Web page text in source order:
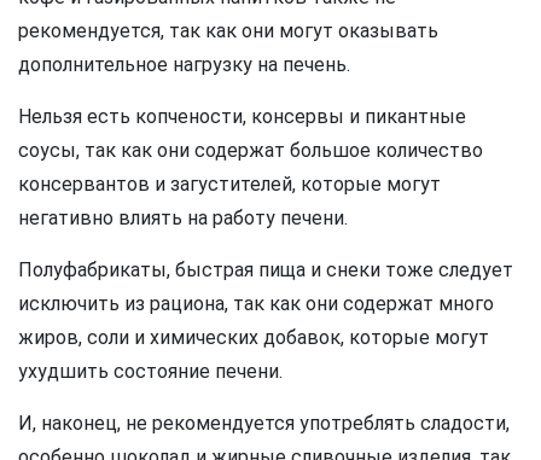
рекомендуется, так как они могут оказывать
дополнительное нагрузку на печень.
Нельзя есть копчености, консервы и пикантные
соусы, так как они содержат большое количество
консервантов и загустителей, которые могут
негативно влиять на работу печени.
Полуфабрикаты, быстрая пища и снеки тоже следует
исключить из рациона, так как они содержат много
жиров, соли и химических добавок, которые могут
ухудшить состояние печени.
И, наконец, не рекомендуется употреблять сладости,